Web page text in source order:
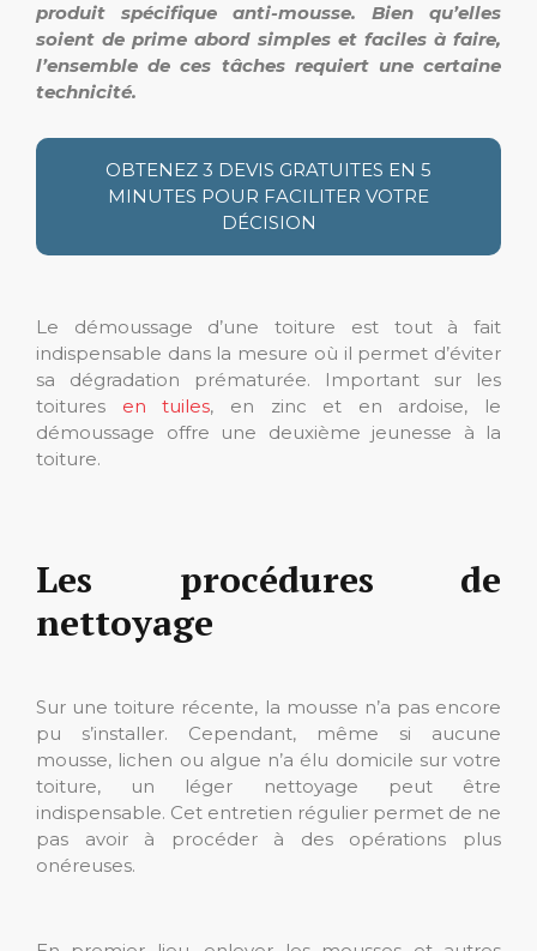
produit spécifique anti-mousse. Bien qu’elles
soient de prime abord simples et faciles à faire,
l’ensemble de ces tâches requiert une certaine
technicité.
OBTENEZ 3 DEVIS GRATUITES EN 5
MINUTES POUR FACILITER VOTRE
DÉCISION
Le démoussage d’une toiture est tout à fait
indispensable dans la mesure où il permet d’éviter
sa dégradation prématurée. Important sur les
toitures en tuiles, en zinc et en ardoise, le
démoussage offre une deuxième jeunesse à la
toiture.
Les procédures de
nettoyage
Sur une toiture récente, la mousse n’a pas encore
pu s’installer. Cependant, même si aucune
mousse, lichen ou algue n’a élu domicile sur votre
toiture, un léger nettoyage peut être
indispensable. Cet entretien régulier permet de ne
pas avoir à procéder à des opérations plus
onéreuses.